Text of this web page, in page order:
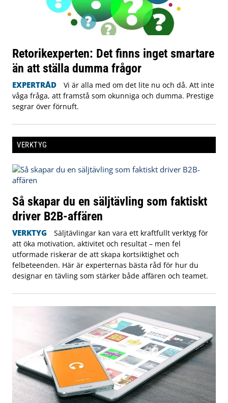
Retorikexperten: Det finns inget smartare
än att ställa dumma frågor
EXPERTRÅD
Vi är alla med om det lite nu och då. Att inte
våga fråga, att framstå som okunniga och dumma. Prestige
segrar över förnuft.
VERKTYG
Så skapar du en säljtävling som faktiskt
driver B2B-affären
VERKTYG
Säljtävlingar kan vara ett kraftfullt verktyg för
att öka motivation, aktivitet och resultat – men fel
utformade riskerar de att skapa kortsiktighet och
felbeteenden. Här är experternas bästa råd för hur du
designar en tävling som stärker både affären och teamet.